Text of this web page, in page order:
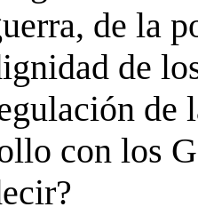
de la
de
de
con los